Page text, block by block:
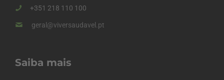
+351 218 110 100
geral@viversaudavel.pt
Saiba mais